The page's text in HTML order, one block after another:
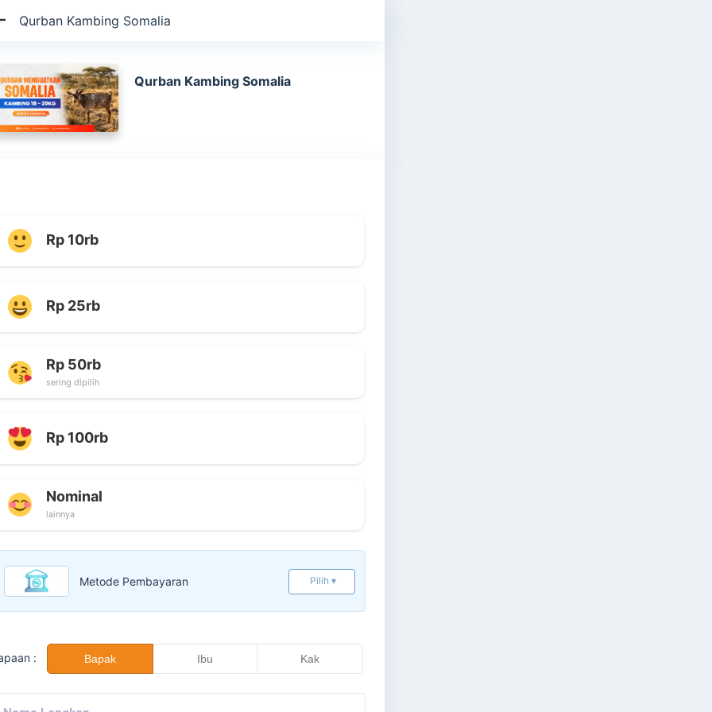
Qurban Kambing Somalia
Qurban Kambing Somalia
Rp 10rb
Rp 25rb
Rp 50rb
sering dipilih
Rp 100rb
Nominal
lainnya
Metode Pembayaran Pilih ▾
: Bapak Ibu Kak